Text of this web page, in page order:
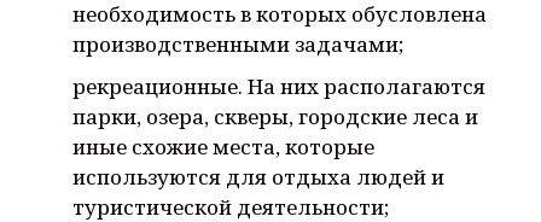
необходимость в которых обусловлена
производственными задачами;
рекреационные. На них располагаются
парки, озера, скверы, городские леса и
иные схожие места, которые
используются для отдыха людей и
туристической деятельности;